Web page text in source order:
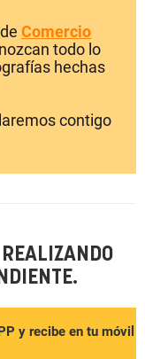
Comercio
todo lo
hechas
contigo
y recibe en tu móvil